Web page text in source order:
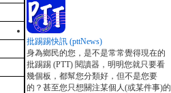
批踢踢快訊 (pttNews)
身為鄉民的您，是不是常常覺得現在的
批踢踢 (PTT) 閱讀器，明明您就只要看
幾個板，都幫您分類好，但不是您要
的？甚至您只想關注某個人(或某件事)的